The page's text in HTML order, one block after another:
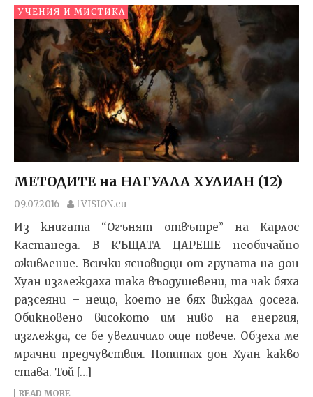
УЧЕНИЯ И МИСТИКА
МЕТОДИТЕ на НАГУАЛА ХУЛИАН (12)
09.07.2016 fVISION.eu
Из книгата “Огънят отвътре” на Карлос
Кастанеда. В КЪЩАТА ЦАРЕШЕ необичайно
оживление. Всички ясновидци от групата на дон
Хуан изглеждаха така въо­душевени, та чак бяха
разсеяни – нещо, което не бях виждал досега.
Обикновено високото им ниво на енер­гия,
изглежда, се бе увеличило още повече. Обзеха ме
мрачни предчувствия. Попитах дон Хуан какво
става. Той […]
READ MORE